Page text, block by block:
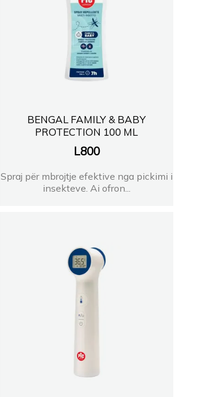
BENGAL FAMILY & BABY
PROTECTION 100 ML
L800
Spraj për mbrojtje efektive nga pickimi i
insekteve. Ai ofron...